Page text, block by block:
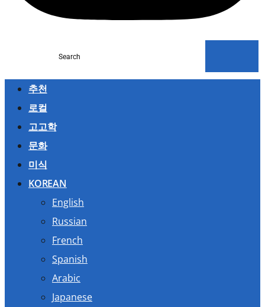
Search
추천
로컬
고고학
문화
미식
KOREAN
English
Russian
French
Spanish
Arabic
Japanese